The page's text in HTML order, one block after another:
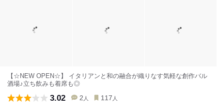
【☆NEW OPEN☆】 イタリアンと和の融合が織りなす気軽な創作バル
酒場♪立ち飲みも着席も◎
3.02 2 人 117 人